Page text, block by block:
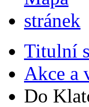
Titulní
Akce a
Do